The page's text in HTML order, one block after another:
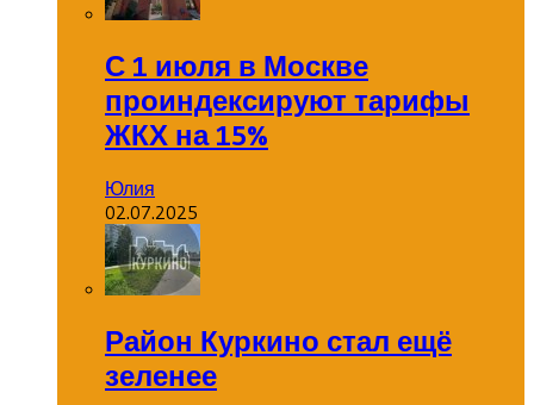
С 1 июля в Москве
проиндексируют тарифы
ЖКХ на 15%
Юлия
02.07.2025
Район Куркино стал ещё
зеленее